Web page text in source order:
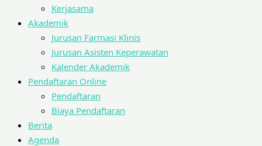
Kerjasama
Akademik
Jurusan Farmasi Klinis
Jurusan Asisten Keperawatan
Kalender Akademik
Pendaftaran Online
Pendaftaran
Biaya Pendaftaran
Berita
Agenda